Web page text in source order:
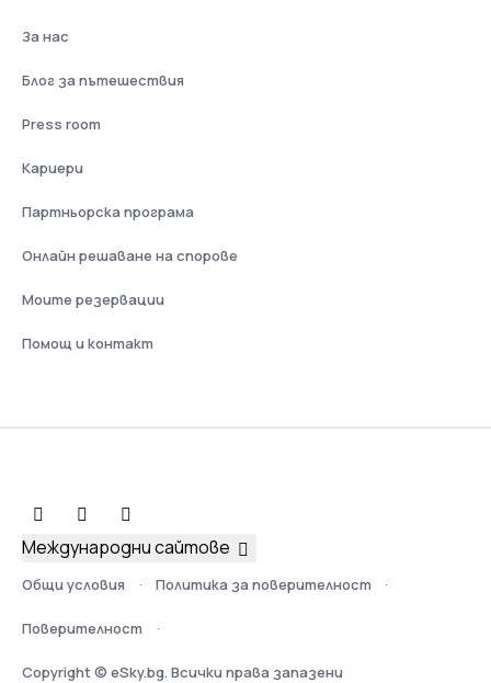
За нас
Блог за пътешествия
Press room
Кариери
Партньорска програма
Онлайн решаване на спорове
Моите резервации
Помощ и контакт
Общи условия Политика за поверителност
Поверителност
Copyright © eSky.bg. Всички права запазени
Международни сайтове